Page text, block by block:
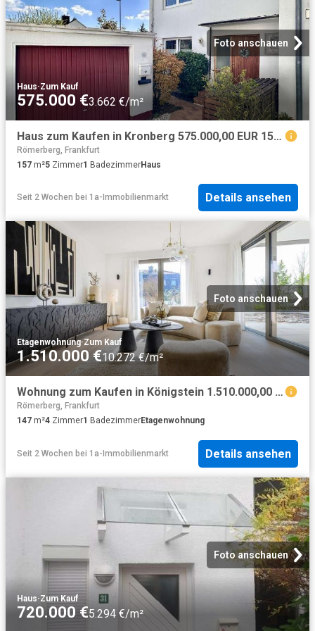
Foto anschauen
Haus·Zum Kauf
575.000 €3.662 €/m²
Haus zum Kaufen in Kronberg 575.000,00 EUR 157.98 m²
Römerberg, Frankfurt
157 m²5 Zimmer1 BadezimmerHaus
Seit 2 Wochen bei 1a-Immobilienmarkt Details ansehen
Foto anschauen
Etagenwohnung·Zum Kauf
1.510.000 €10.272 €/m²
Wohnung zum Kaufen in Königstein 1.510.000,00 EUR 147 m²
Römerberg, Frankfurt
147 m²4 Zimmer1 BadezimmerEtagenwohnung
Seit 2 Wochen bei 1a-Immobilienmarkt Details ansehen
Foto anschauen
Haus·Zum Kauf
720.000 €5.294 €/m²